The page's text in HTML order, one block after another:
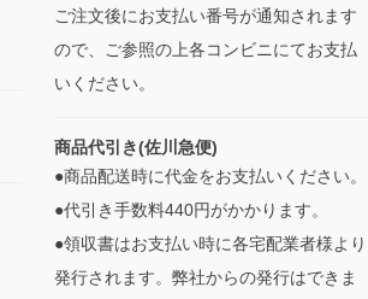
ご注文後にお支払い番号が通知されます
ので、ご参照の上各コンビニにてお支払
いください。
商品代引き(佐川急便)
●商品配送時に代金をお支払いください。
●代引き手数料440円がかかります。
●領収書はお支払い時に各宅配業者様より
発行されます。弊社からの発行はできま